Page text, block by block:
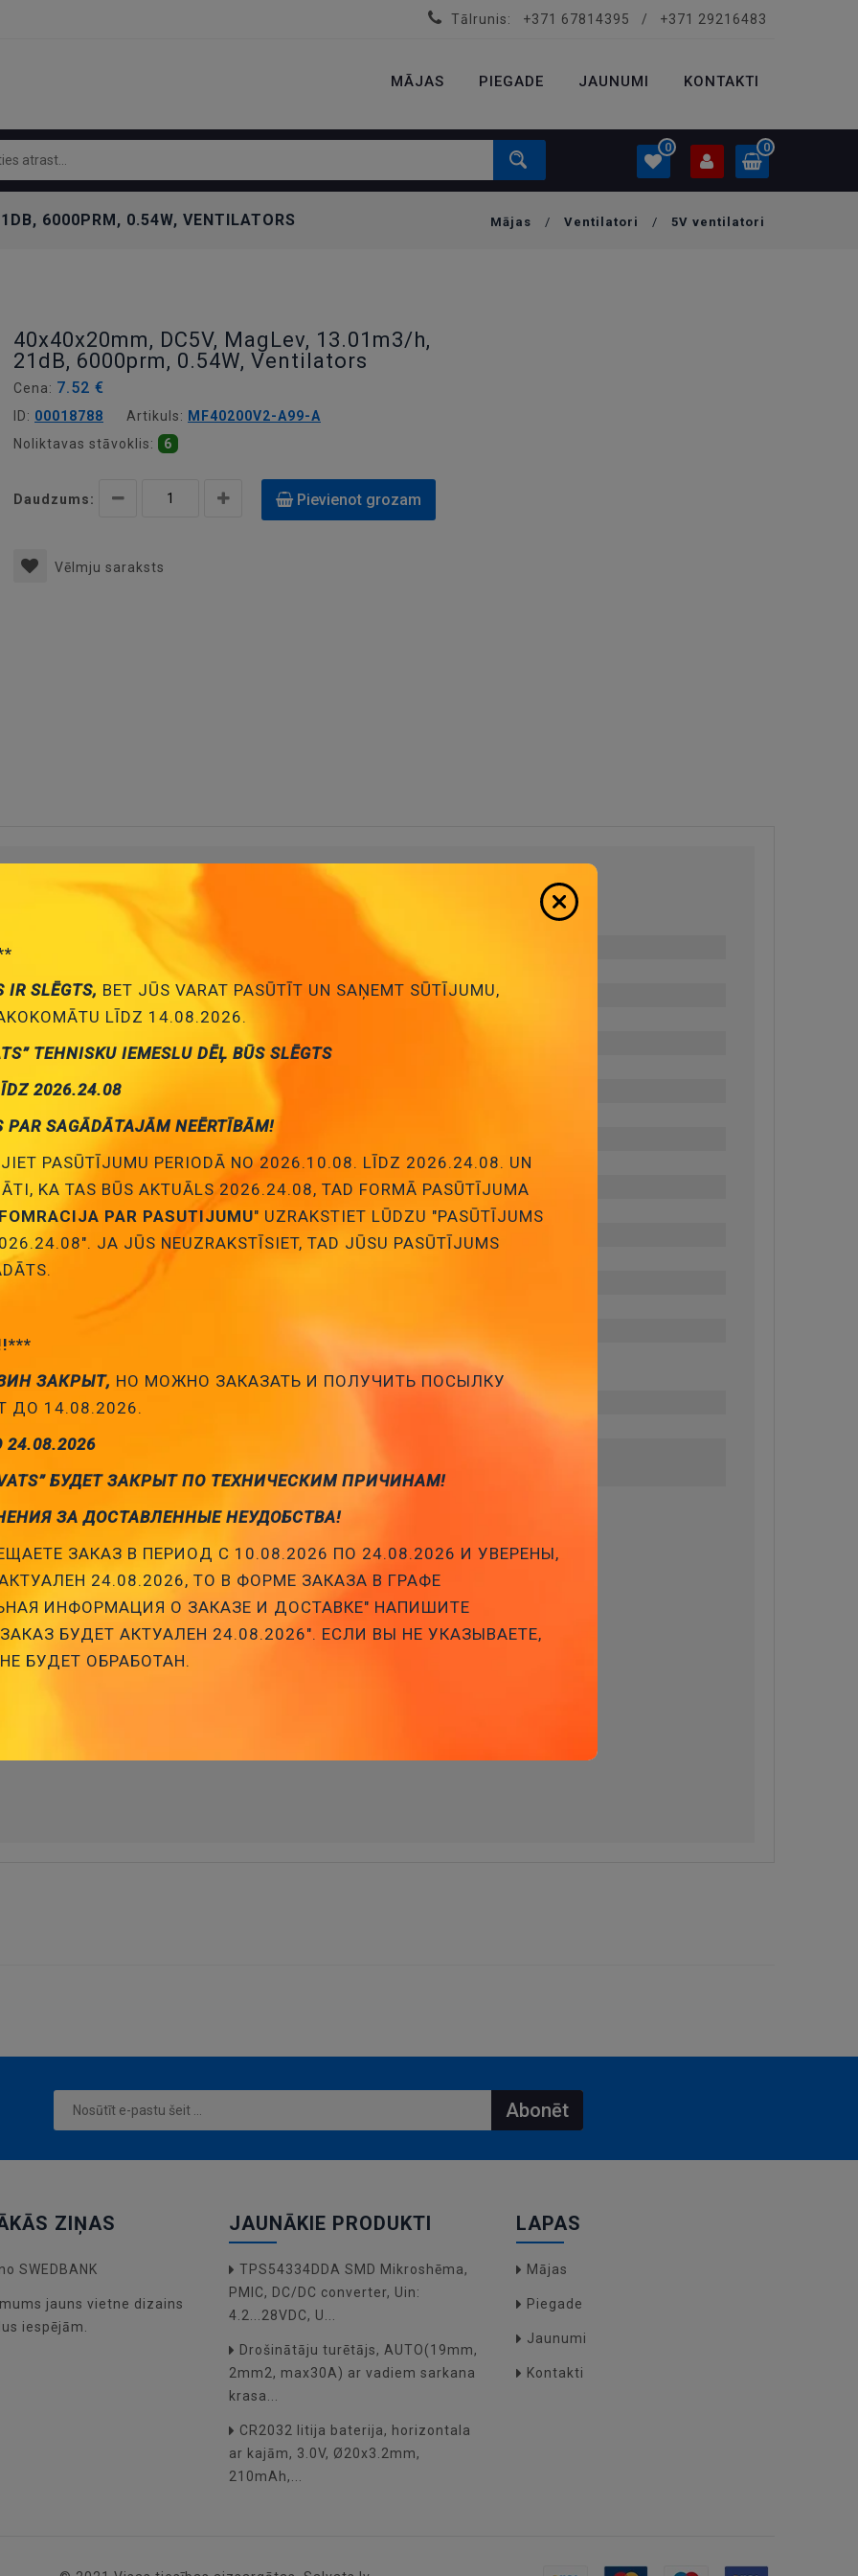
Tālrunis: +371 67814395 / +371 29216483
MĀJAS PIEGADE JAUNUMI KONTAKTI
0 0
Ielogoties
6000PRM, 0.54W, VENTILATORS Mājas / Ventilatori / 5V ventilatori
40x40x20mm, DC5V, MagLev, 13.01m3/h,
21dB, 6000prm, 0.54W, Ventilators
Cena: 7.52 €
ID: 00018788 Artikuls: MF40200V2-A99-A
Noliktavas stāvoklis:
6
Daudzums: Pievienot grozam
Vēlmju saraksts
Abonēt
ZIŅAS
SWEDBANK
jauns vietne dizains
iespējām.
JAUNĀKIE PRODUKTI
TPS54334DDA SMD Mikroshēma,
PMIC, DC/DC converter, Uin:
4.2...28VDC, U...
Drošinātāju turētājs, AUTO(19mm,
2mm2, max30A) ar vadiem sarkana
krasa...
CR2032 litija baterija, horizontala
ar kajām, 3.0V, Ø20x3.2mm,
210mAh,...
LAPAS
Mājas
Piegade
Jaunumi
Kontakti
IR SLĒGTS, BET JŪS VARAT PASŪTĪT UN SAŅEMT SŪTĪJUMU,
LĪDZ 14.08.2026.
TEHNISKU IEMESLU DĒĻ BŪS SLĒGTS
2026.24.08
PAR SAGĀDĀTAJĀM NEĒRTĪBĀM!
PASŪTĪJUMU PERIODĀ NO 2026.10.08. LĪDZ 2026.24.08. UN
KA TAS BŪS AKTUĀLS 2026.24.08, TAD FORMĀ PASŪTĪJUMA
PAR PASUTIJUMU" UZRAKSTIET LŪDZU "PASŪTĪJUMS
JA JŪS NEUZRAKSTĪSIET, TAD JŪSU PASŪTĪJUMS
ЗАКРЫТ, НО МОЖНО ЗАКАЗАТЬ И ПОЛУЧИТЬ ПОСЫЛКУ
ДО 14.08.2026.
24.08.2026
БУДЕТ ЗАКРЫТ ПО ТЕХНИЧЕСКИМ ПРИЧИНАМ!
ЗА ДОСТАВЛЕННЫЕ НЕУДОБСТВА!
ЗАКАЗ В ПЕРИОД С 10.08.2026 ПО 24.08.2026 И УВЕРЕНЫ,
24.08.2026, ТО В ФОРМЕ ЗАКАЗА В ГРАФЕ
ИНФОРМАЦИЯ О ЗАКАЗЕ И ДОСТАВКЕ" НАПИШИТЕ
БУДЕТ АКТУАЛЕН 24.08.2026". ЕСЛИ ВЫ НЕ УКАЗЫВАЕТЕ,
БУДЕТ ОБРАБОТАН.